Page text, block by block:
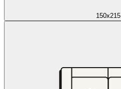
150x215